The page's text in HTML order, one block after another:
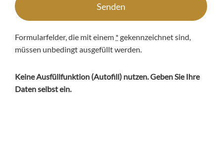
Senden
Formularfelder, die mit einem *gekennzeichnet sind,
müssen unbedingt ausgefüllt werden.
Keine Ausfüllfunktion (Autofill) nutzen. Geben Sie Ihre
Daten selbst ein.